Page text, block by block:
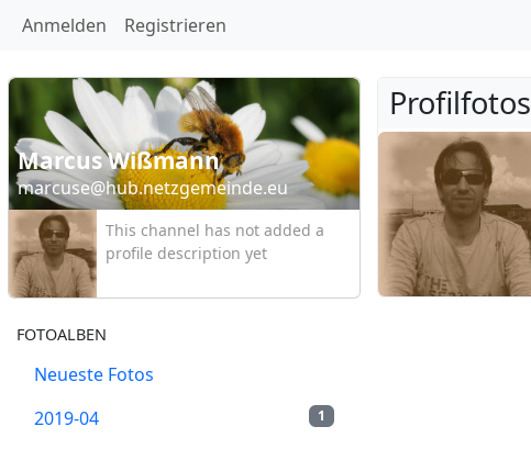
Anmelden Registrieren
Marcus Wißmann
marcuse@hub.netzgemeinde.eu
This channel has not added a
profile description yet
FOTOALBEN
Neueste Fotos
1
2019-04
Profilfotos